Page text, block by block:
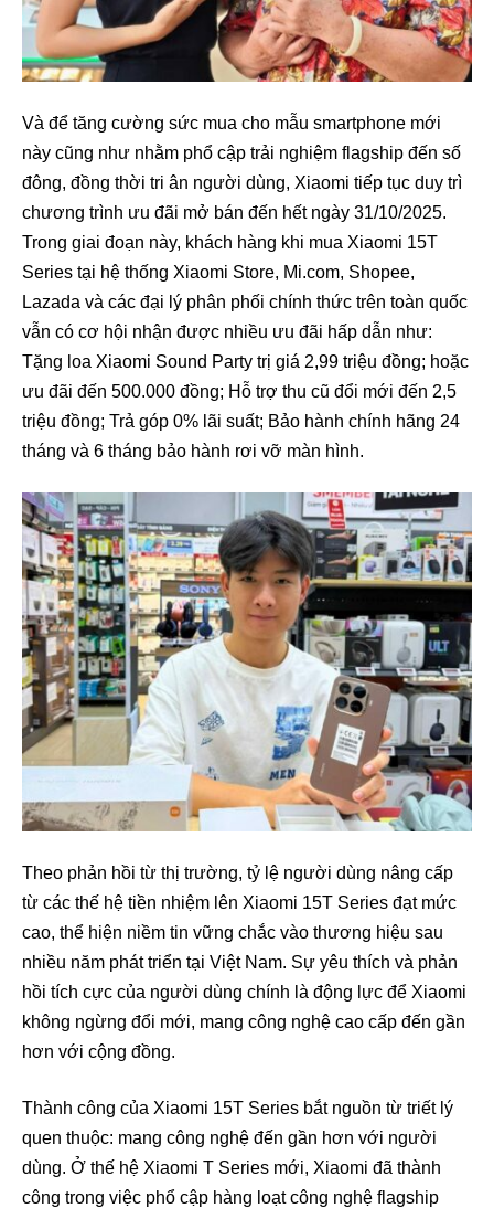
Và để tăng cường sức mua cho mẫu smartphone mới
này cũng như nhằm phổ cập trải nghiệm flagship đến số
đông, đồng thời tri ân người dùng, Xiaomi tiếp tục duy trì
chương trình ưu đãi mở bán đến hết ngày 31/10/2025.
Trong giai đoạn này, khách hàng khi mua Xiaomi 15T
Series tại hệ thống Xiaomi Store, Mi.com, Shopee,
Lazada và các đại lý phân phối chính thức trên toàn quốc
vẫn có cơ hội nhận được nhiều ưu đãi hấp dẫn như:
Tặng loa Xiaomi Sound Party trị giá 2,99 triệu đồng; hoặc
ưu đãi đến 500.000 đồng; Hỗ trợ thu cũ đổi mới đến 2,5
triệu đồng; Trả góp 0% lãi suất; Bảo hành chính hãng 24
tháng và 6 tháng bảo hành rơi vỡ màn hình.
Theo phản hồi từ thị trường, tỷ lệ người dùng nâng cấp
từ các thế hệ tiền nhiệm lên Xiaomi 15T Series đạt mức
cao, thể hiện niềm tin vững chắc vào thương hiệu sau
nhiều năm phát triển tại Việt Nam. Sự yêu thích và phản
hồi tích cực của người dùng chính là động lực để Xiaomi
không ngừng đổi mới, mang công nghệ cao cấp đến gần
hơn với cộng đồng.
Thành công của Xiaomi 15T Series bắt nguồn từ triết lý
quen thuộc: mang công nghệ đến gần hơn với người
dùng. Ở thế hệ Xiaomi T Series mới, Xiaomi đã thành
công trong việc phổ cập hàng loạt công nghệ flagship